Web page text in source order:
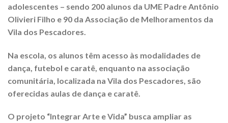
adolescentes – sendo 200 alunos da UME Padre Antônio
Olivieri Filho e 90 da Associação de Melhoramentos da
Vila dos Pescadores.
Na escola, os alunos têm acesso às modalidades de
dança, futebol e caratê, enquanto na associação
comunitária, localizada na Vila dos Pescadores, são
oferecidas aulas de dança e caratê.
O projeto “Integrar Arte e Vida” busca ampliar as